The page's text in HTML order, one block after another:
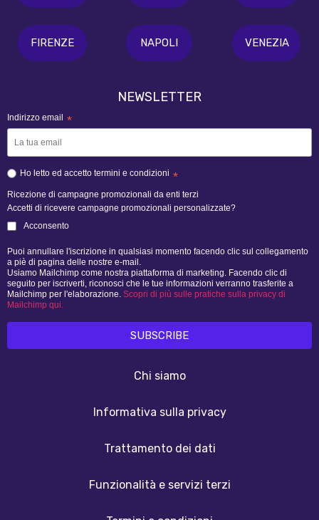
FIRENZE NAPOLI VENEZIA
NEWSLETTER
Indirizzo email *
Ho letto ed accetto termini e condizioni *
Ricezione di campagne promozionali da enti terzi
Accetti di ricevere campagne promozionali personalizzate?
Acconsento
Puoi annullare l'iscrizione in qualsiasi momento facendo clic sul collegamento
a piè di pagina delle nostre e-mail.
Usiamo Mailchimp come nostra piattaforma di marketing. Facendo clic di
seguito per iscriverti, riconosci che le tue informazioni verranno trasferite a
Mailchimp per l'elaborazione. Scopri di più sulle pratiche sulla privacy di
Mailchimp qui.
Chi siamo
Informativa sulla privacy
Trattamento dei dati
Funzionalità e servizi terzi